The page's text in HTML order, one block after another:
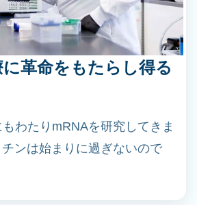
革命をもたらし得る
わたりmRNAを研究してきま
ンは始まりに過ぎないので